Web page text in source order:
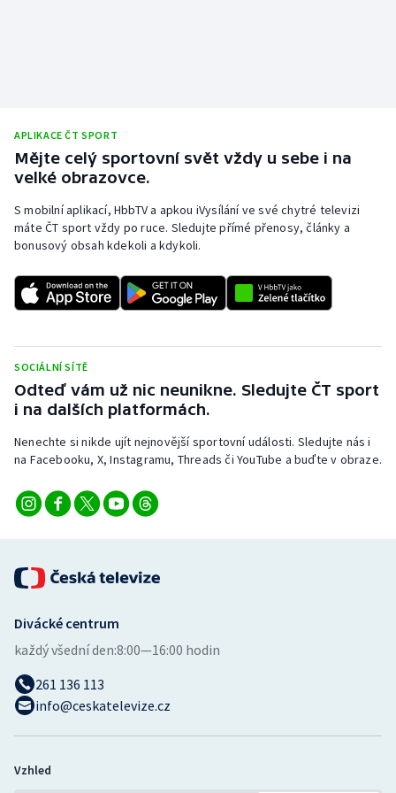
APLIKACE ČT SPORT
Mějte celý sportovní svět vždy u sebe i na
velké obrazovce.
S mobilní aplikací, HbbTV a apkou iVysílání ve své chytré televizi
máte ČT sport vždy po ruce. Sledujte přímé přenosy, články a
bonusový obsah kdekoli a kdykoli.
SOCIÁLNÍ SÍTĚ
Odteď vám už nic neunikne. Sledujte ČT sport
i na dalších platformách.
Nenechte si nikde ujít nejnovější sportovní události. Sledujte nás i
na Facebooku, X, Instagramu, Threads či YouTube a buďte v obraze.
Divácké centrum
každý všední den:8:00—16:00 hodin
261 136 113
info@ceskatelevize.cz
Vzhled